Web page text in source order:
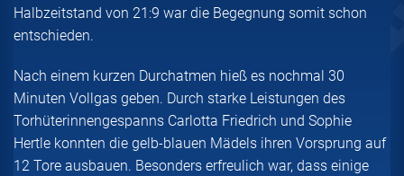
Halbzeitstand von 21:9 war die Begegnung somit schon
entschieden.
Nach einem kurzen Durchatmen hieß es nochmal 30
Minuten Vollgas geben. Durch starke Leistungen des
Torhüterinnengespanns Carlotta Friedrich und Sophie
Hertle konnten die gelb-blauen Mädels ihren Vorsprung auf
12 Tore ausbauen. Besonders erfreulich war, dass einige